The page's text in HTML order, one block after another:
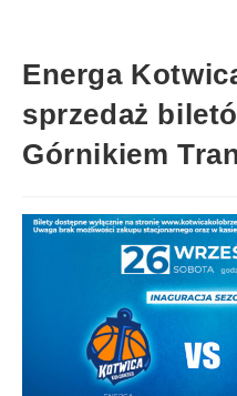
Energa
sprzedaż
Górnikiem